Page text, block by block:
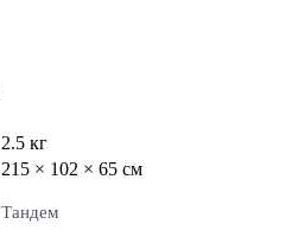
2.5 кг
215 × 102 × 65 см
Тандем